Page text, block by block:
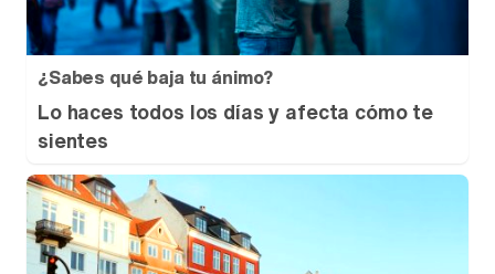
¿Sabes qué baja tu ánimo?
Lo haces todos los días y afecta cómo te
sientes